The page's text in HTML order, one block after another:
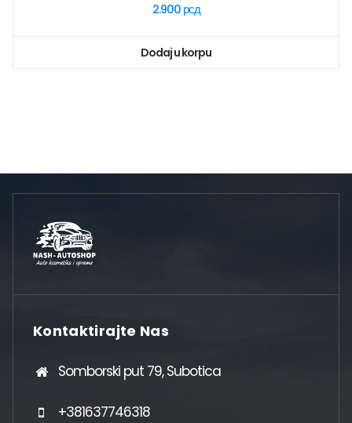
2.900 рсд
Dodaj u korpu
Kontaktirajte Nas
Somborski put 79, Subotica
+381637746318